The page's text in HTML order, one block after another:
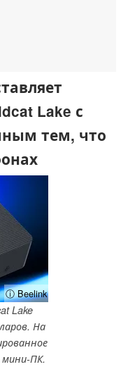
Lake с
тем, что
ⓘ Beelink
Lake
На
мини-ПК.